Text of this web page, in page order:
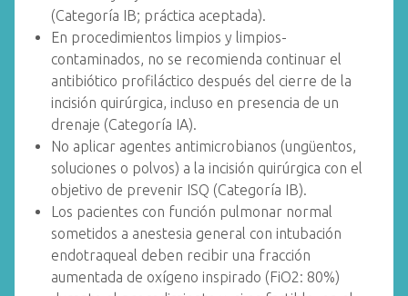
(Categoría IB; práctica aceptada).
En procedimientos limpios y limpios-
contaminados, no se recomienda continuar el
antibiótico profiláctico después del cierre de la
incisión quirúrgica, incluso en presencia de un
drenaje (Categoría IA).
No aplicar agentes antimicrobianos (ungüentos,
soluciones o polvos) a la incisión quirúrgica con el
objetivo de prevenir ISQ (Categoría IB).
Los pacientes con función pulmonar normal
sometidos a anestesia general con intubación
endotraqueal deben recibir una fracción
aumentada de oxígeno inspirado (FiO2: 80%)